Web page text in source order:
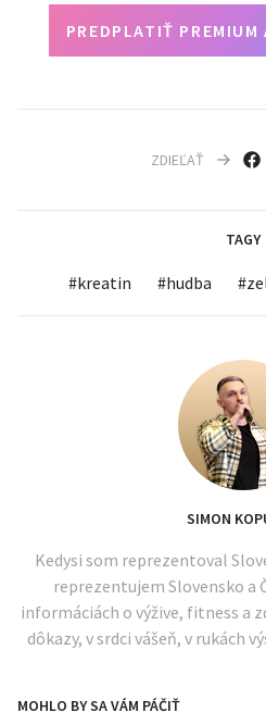
PREDPLATIŤ
ZDIEĽAŤ
TAGY
#kreatin #hudba #
SIMON
Kedysi som reprezentoval
reprezentujem Slovensko a
informáciách o výžive, fitness a
dôkazy, v srdci vášeň, v rukách
MOHLO BY SA VÁM PÁČIŤ